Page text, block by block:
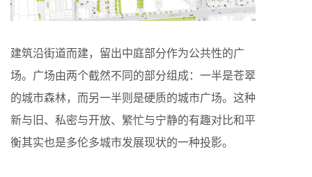
建筑沿街道而建，留出中庭部分作为公共性的广
场。广场由两个截然不同的部分组成：一半是苍翠
的城市森林，而另一半则是硬质的城市广场。这种
新与旧、私密与开放、繁忙与宁静的有趣对比和平
衡其实也是多伦多城市发展现状的一种投影。